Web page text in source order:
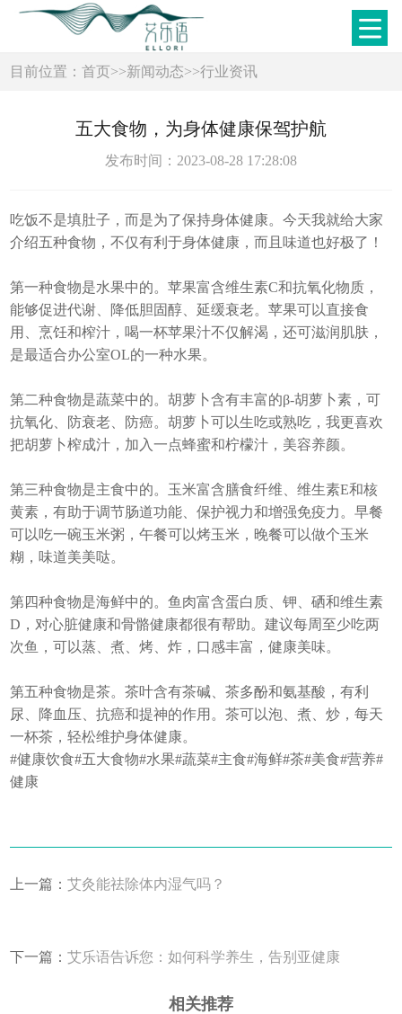
目前位置：首页>>新闻动态>>行业资讯
五大食物，为身体健康保驾护航
发布时间：2023-08-28 17:28:08
吃饭不是填肚子，而是为了保持身体健康。今天我就给大家
介绍五种食物，不仅有利于身体健康，而且味道也好极了！
第一种食物是水果中的。苹果富含维生素C和抗氧化物质，
能够促进代谢、降低胆固醇、延缓衰老。苹果可以直接食
用、烹饪和榨汁，喝一杯苹果汁不仅解渴，还可滋润肌肤，
是最适合办公室OL的一种水果。
第二种食物是蔬菜中的。胡萝卜含有丰富的β-胡萝卜素，可
抗氧化、防衰老、防癌。胡萝卜可以生吃或熟吃，我更喜欢
把胡萝卜榨成汁，加入一点蜂蜜和柠檬汁，美容养颜。
第三种食物是主食中的。玉米富含膳食纤维、维生素E和核
黄素，有助于调节肠道功能、保护视力和增强免疫力。早餐
可以吃一碗玉米粥，午餐可以烤玉米，晚餐可以做个玉米
糊，味道美美哒。
第四种食物是海鲜中的。鱼肉富含蛋白质、钾、硒和维生素
D，对心脏健康和骨骼健康都很有帮助。建议每周至少吃两
次鱼，可以蒸、煮、烤、炸，口感丰富，健康美味。
第五种食物是茶。茶叶含有茶碱、茶多酚和氨基酸，有利
尿、降血压、抗癌和提神的作用。茶可以泡、煮、炒，每天
一杯茶，轻松维护身体健康。
#健康饮食#五大食物#水果#蔬菜#主食#海鲜#茶#美食#营养#
健康
上一篇：艾灸能祛除体内湿气吗？
下一篇：艾乐语告诉您：如何科学养生，告别亚健康
相关推荐